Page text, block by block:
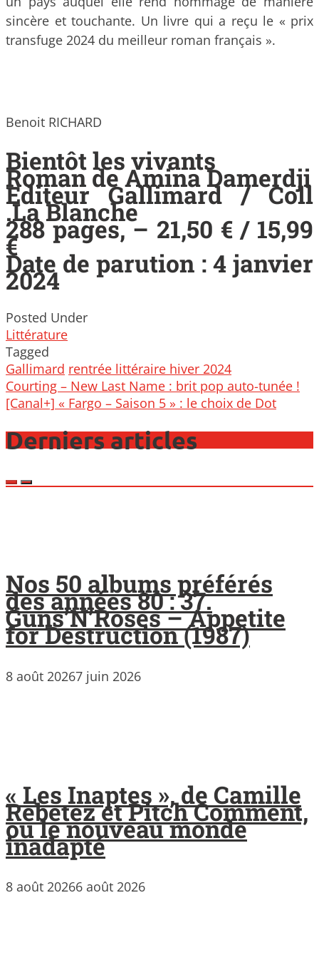
sincère et touchante. Un livre qui a reçu le « prix
transfuge 2024 du meilleur roman français ».
Benoit RICHARD
Bientôt les vivants
Roman de Amina Damerdji
Editeur Gallimard / Coll
.La Blanche
288 pages, – 21,50 € / 15,99
€
Date de parution : 4 janvier
2024
Posted Under
Littérature
Tagged
Gallimard rentrée littéraire hiver 2024
Post
navigation
Courting – New Last Name : brit pop auto-tunée !
[Canal+] « Fargo – Saison 5 » : le choix de Dot
Derniers articles
Nos 50 albums préférés
des années 80 : 37.
Guns’N’Roses – Appetite
for Destruction (1987)
8 août 20267 juin 2026
« Les Inaptes », de Camille
Rebetez et Pitch Comment,
ou le nouveau monde
inadapté
8 août 20266 août 2026